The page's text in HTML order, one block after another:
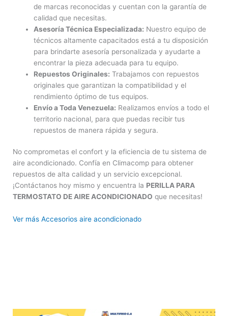
de marcas reconocidas y cuentan con la garantía de
calidad que necesitas.
Asesoría Técnica Especializada: Nuestro equipo de
técnicos altamente capacitados está a tu disposición
para brindarte asesoría personalizada y ayudarte a
encontrar la pieza adecuada para tu equipo.
Repuestos Originales: Trabajamos con repuestos
originales que garantizan la compatibilidad y el
rendimiento óptimo de tus equipos.
Envío a Toda Venezuela: Realizamos envíos a todo el
territorio nacional, para que puedas recibir tus
repuestos de manera rápida y segura.
No comprometas el confort y la eficiencia de tu sistema de
aire acondicionado. Confía en Climacomp para obtener
repuestos de alta calidad y un servicio excepcional.
¡Contáctanos hoy mismo y encuentra la PERILLA PARA
TERMOSTATO DE AIRE ACONDICIONADO que necesitas!
Ver más Accesorios aire acondicionado